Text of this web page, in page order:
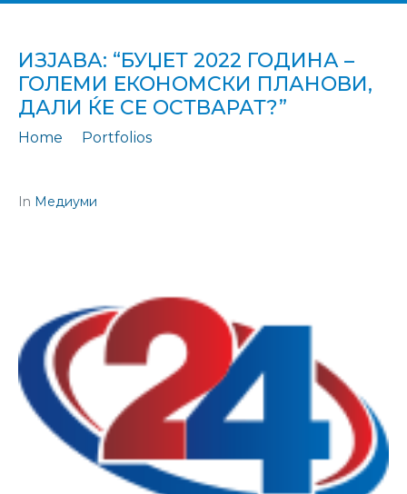
ИЗЈАВА: “БУЏЕТ 2022 ГОДИНА –
ГОЛЕМИ ЕКОНОМСКИ ПЛАНОВИ,
ДАЛИ ЌЕ СЕ ОСТВАРАТ?”
Home
Portfolios
In Медиуми